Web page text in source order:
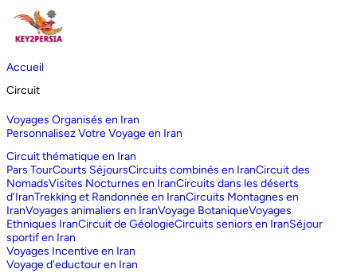
Accueil
Circuit
Voyages Organisés en Iran
Personnalisez Votre Voyage en Iran
Circuit thématique en Iran
Pars TourCourts SéjoursCircuits combinés en IranCircuit des
NomadsVisites Nocturnes en IranCircuits dans les déserts
d‘IranTrekking et Randonnée en IranCircuits Montagnes en
IranVoyages animaliers en IranVoyage BotaniqueVoyages
Ethniques IranCircuit de GéologieCircuits seniors en IranSéjour
sportif en Iran
Voyages Incentive en Iran
Voyage d'eductour en Iran